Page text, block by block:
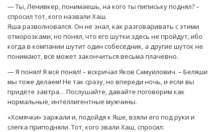
— Ты, Ленивкер, понимаешь, на кого ты пипиську поднял? –
спросил тот, кого назвали Хаш.
Яша разволновался. Он не знал, как разговаривать с этими
отморозками, но понял, что его шутки здесь не пройдут, ибо
когда в компании шутит один собеседник, а другие шуток не
понимают, всё может закончиться весьма плачевно.
— Я понял! Я всё понял! – вскричал Яков Самуилович. – Беляши
мы тоже делаем! Не так сразу, но впереди ночь, и если вы
придёте завтра… Послушайте, давайте поговорим как
нормальные, интеллигентные мужчины.
«Хомячки» заржали и, подойдя к Яше, взяли его под руки и
слегка приподняли. Тот, кого звали Хаш, спросил: